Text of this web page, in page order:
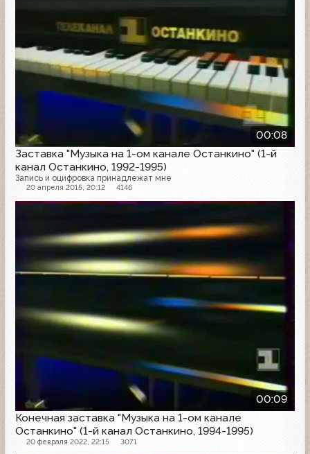
00:08
Заставка "Музыка на 1-ом канале Останкино" (1-й
канал Останкино, 1992-1995)
Запись и оцифровка принадлежат мне
20 апреля 2015, 20:12 4146
00:09
Конечная заставка "Музыка на 1-ом канале
Останкино" (1-й канал Останкино, 1994-1995)
20 февраля 2022, 22:15 3071